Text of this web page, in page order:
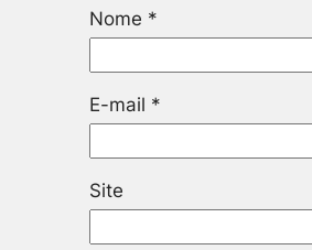
Nome *
E-mail *
Site